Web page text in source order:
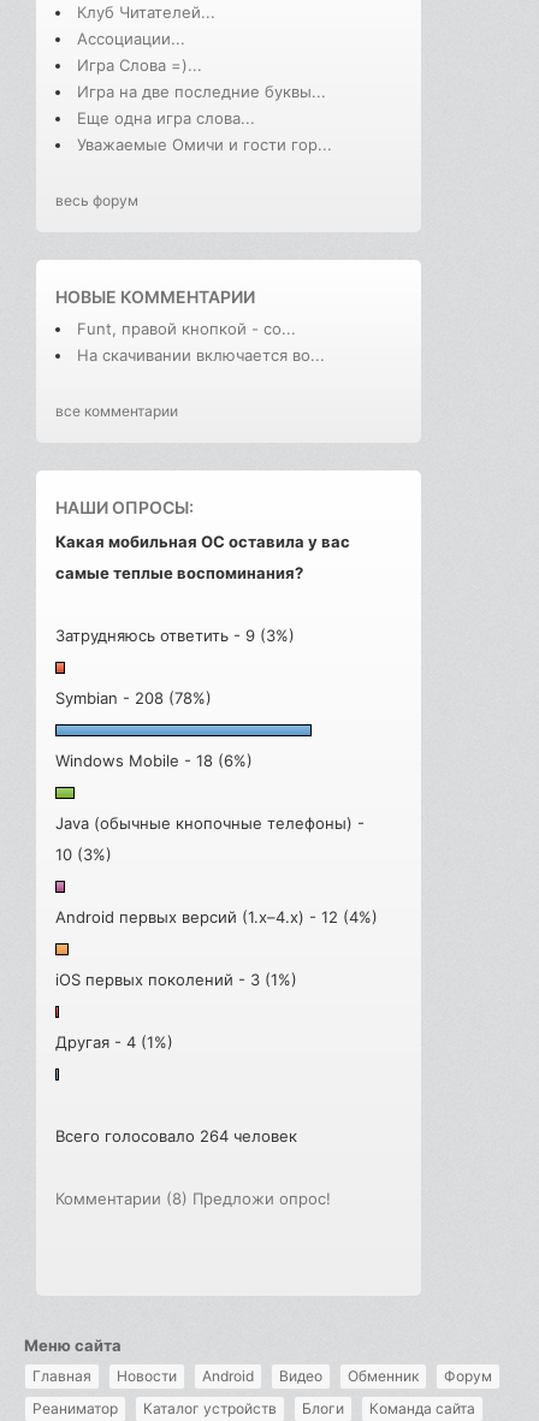
Клуб Читателей...
Ассоциации...
Игра Слова =)...
Игра на две последние буквы...
Еще одна игра слова...
Уважаемые Омичи и гости гор...
весь форум
НОВЫЕ КОММЕНТАРИИ
Funt, правой кнопкой - со...
На скачивании включается во...
все комментарии
НАШИ ОПРОСЫ:
Какая мобильная ОС оставила у вас
самые теплые воспоминания?
Затрудняюсь ответить - 9 (3%)
Symbian - 208 (78%)
Windows Mobile - 18 (6%)
Java (обычные кнопочные телефоны) -
10 (3%)
Android первых версий (1.x–4.x) - 12 (4%)
iOS первых поколений - 3 (1%)
Другая - 4 (1%)
Всего голосовало 264 человек
Комментарии (8) Предложи опрос!
Меню сайта
Главная Новости Android Видео Обменник
Форум
Реаниматор
Каталог устройств Блоги Команда сайта